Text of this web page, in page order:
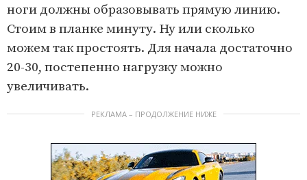
ноги должны образовывать прямую линию.
Стоим в планке минуту. Ну или сколько
можем так простоять. Для начала достаточно
20-30, постепенно нагрузку можно
увеличивать.
РЕКЛАМА – ПРОДОЛЖЕНИЕ НИЖЕ